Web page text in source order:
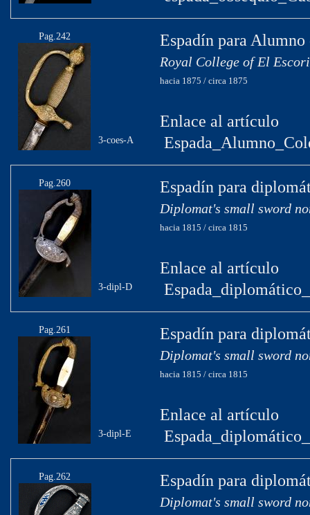
Pag.242
3-coes-A
Espadín para
Royal College of El
hacia 1875 / circa 1875
Enlace al artículo
Pag.260
3-dipl-D
Espadín para
Diplomat's small sword
hacia 1815 / circa 1815
Enlace al artículo
Pag.261
3-dipl-E
Espadín para
Diplomat's small sword
hacia 1815 / circa 1815
Enlace al artículo
Pag.262 Espadín para
Diplomat's small sword